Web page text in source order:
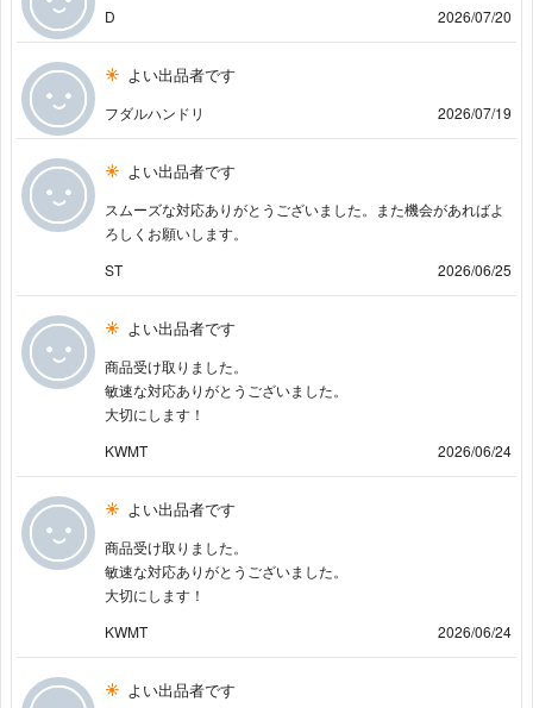
D 2026/07/20
よい出品者です
フダルハンドリ 2026/07/19
よい出品者です
スムーズな対応ありがとうございました。また機会があればよ
ろしくお願いします。
ST
2026/06/25
よい出品者です
商品受け取りました。
敏速な対応ありがとうございました。
大切にします！
KWMT
2026/06/24
よい出品者です
商品受け取りました。
敏速な対応ありがとうございました。
大切にします！
KWMT
2026/06/24
よい出品者です